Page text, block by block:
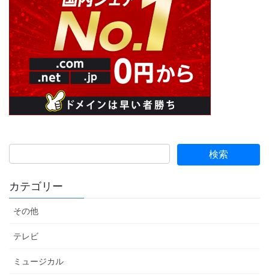
カテゴリー
その他
テレビ
ミュージカル